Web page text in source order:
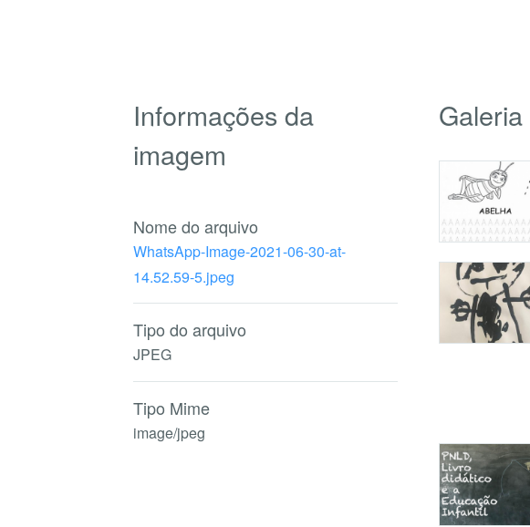
Informações da
imagem
Nome do arquivo
WhatsApp-Image-2021-06-30-at-
14.52.59-5.jpeg
Tipo do arquivo
JPEG
Tipo Mime
image/jpeg
Galeria